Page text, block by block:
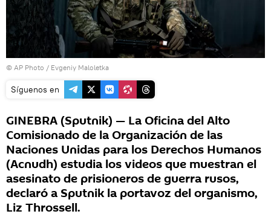
© AP Photo / Evgeniy Maloletka
Síguenos en
GINEBRA (Sputnik) — La Oficina del Alto
Comisionado de la Organización de las
Naciones Unidas para los Derechos Humanos
(Acnudh) estudia los videos que muestran el
asesinato de prisioneros de guerra rusos,
declaró a Sputnik la portavoz del organismo,
Liz Throssell.